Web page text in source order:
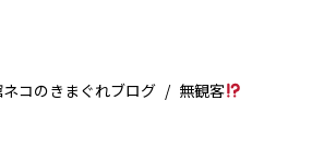
ネコのきまぐれブログ / 無観客